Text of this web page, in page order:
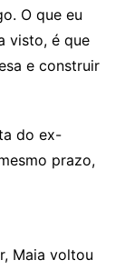
O que eu
visto, é que
e construir
do ex-
prazo,
Maia voltou